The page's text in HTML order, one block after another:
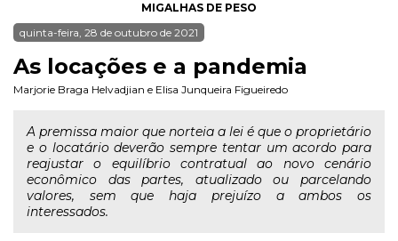
MIGALHAS DE PESO
quinta-feira, 28 de outubro de 2021
As locações e a pandemia
Marjorie Braga Helvadjian e Elisa Junqueira Figueiredo
A premissa maior que norteia a lei é que o proprietário
e o locatário deverão sempre tentar um acordo para
reajustar o equilíbrio contratual ao novo cenário
econômico das partes, atualizado ou parcelando
valores, sem que haja prejuízo a ambos os
interessados.